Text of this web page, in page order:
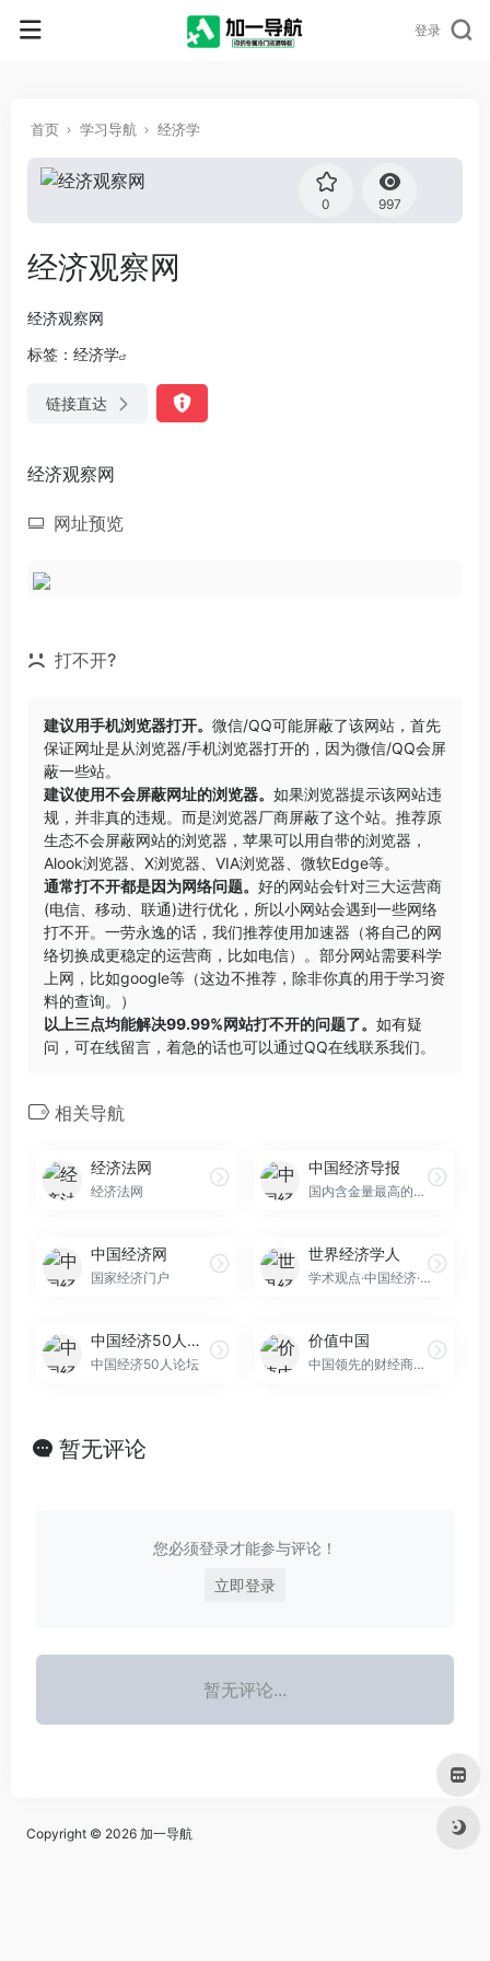
登录
首页 学习导航 经济学
0 997
经济观察网
经济观察网
标签： 经济学
链接直达
经济观察网
网址预览
打不开?
建议用手机浏览器打开。 微信/QQ可能屏蔽了该网站，首先
保证网址是从浏览器/手机浏览器打开的，因为微信/QQ会屏
蔽一些站。
建议使用不会屏蔽网址的浏览器。 如果浏览器提示该网站违
规，并非真的违规。而是浏览器厂商屏蔽了这个站。推荐原
生态不会屏蔽网站的浏览器，苹果可以用自带的浏览器，
Alook浏览器
X浏览器 VIA浏览器 微软Edge等。
通常打不开都是因为网络问题。 好的网站会针对三大运营商
(电信、移动、联通)进行优化，所以小网站会遇到一些网络
打不开。一劳永逸的话，我们推荐使用加速器（将自己的网
络切换成更稳定的运营商，比如电信）。部分网站需要科学
上网，比如google等（这边不推荐，除非你真的用于学习资
料的查询。）
以上三点均能解决99.99%网站打不开的问题了。 如有疑
问，可在线留言，着急的话也可以通过QQ在线联系我们。
相关导航
经济法网
经济法网
中国经济导报
国内含金量最高的经济类报纸之一
中国经济网
国家经济门户
世界经济学人
学术观点·中国经济·名校文献·学者著作·经济理论·
中国经济50人论坛
中国经济50人论坛
价值中国
中国领先的财经商业新媒体（金融投资·新兴战略产业）
暂无评论
您必须登录才能参与评论！
立即登录
暂无评论...
Copyright © 2026 加一导航